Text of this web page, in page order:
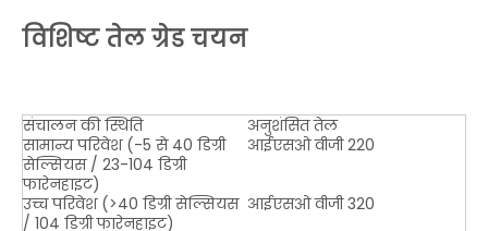
विशिष्ट तेल ग्रेड चयन
संचालन की स्थिति
अनुशंसित तेल
सामान्य परिवेश (-5 से 40 डिग्री
सेल्सियस / 23-104 डिग्री
फारेनहाइट)
आईएसओ वीजी 220
उच्च परिवेश (>40 डिग्री सेल्सियस
/ 104 डिग्री फारेनहाइट)
आईएसओ वीजी 320